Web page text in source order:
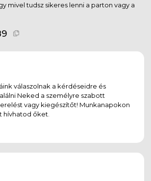
mivel tudsz sikeres lenni a parton vagy a
válaszolnak a kérdéseidre és
Neked a személyre szabott
vagy kiegészítőt! Munkanapokon
hívhatod őket.